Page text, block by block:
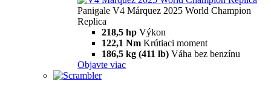
Panigale V4 Márquez 2025 World Champion
Replica
218,5 hp Výkon
122,1 Nm Krútiaci moment
186,5 kg (411 lb) Váha bez benzínu
Objavte viac